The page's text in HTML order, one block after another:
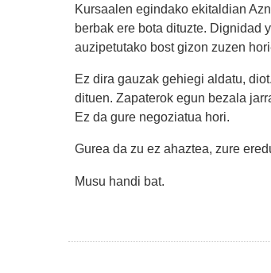
Kursaalen egindako ekitaldian
berbak ere bota dituzte. Dignidad
auzipetutako bost gizon zuzen
Ez dira gauzak gehiegi aldatu, diot.
dituen. Zapaterok egun bezala
Ez da gure negoziatua hori.
Gurea da zu ez ahaztea, zure
Musu handi bat.